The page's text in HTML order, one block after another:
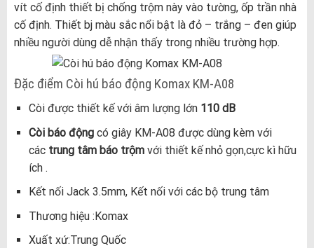
vít cố định thiết bị chống trộm này vào tường, ốp trần nhà
cố định. Thiết bj màu sắc nổi bật là đỏ – trắng – đen giúp
nhiều người dùng dễ nhận thấy trong nhiều trường hợp.
Đặc điểm Còi hú báo động Komax KM-A08
Còi được thiết kế với âm lượng lớn 110 dB
Còi báo độngcó giây KM-A08 được dùng kèm với
các trung tâm báo trộmvới thiết kế nhỏ gọn,cực kì hữu
ích .
Kết nối Jack 3.5mm, Kết nối với các bộ trung tâm
Thương hiệu :Komax
Xuất xứ:Trung Quốc